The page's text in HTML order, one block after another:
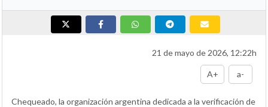
21 de mayo de 2026, 12:22h
A+ a-
Chequeado, la organización argentina dedicada a la verificación de